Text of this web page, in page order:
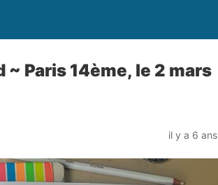
Paris 14ème, le 2 mars
il y a 6 ans